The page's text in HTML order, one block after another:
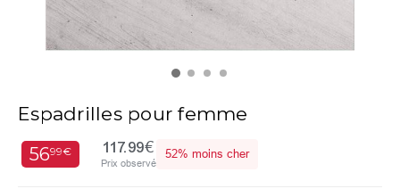
Espadrilles pour femme
5699€ 117.99€
Prix observé
52% moins cher